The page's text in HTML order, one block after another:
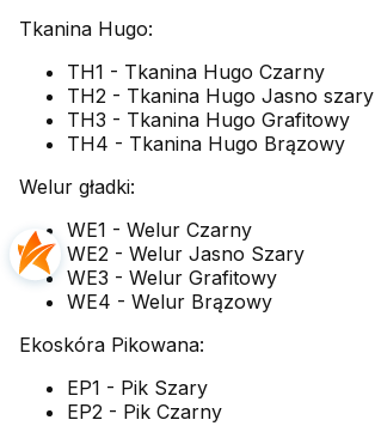
Tkanina Hugo:
TH1 - Tkanina Hugo Czarny
TH2 - Tkanina Hugo Jasno szary
TH3 - Tkanina Hugo Grafitowy
TH4 - Tkanina Hugo Brązowy
Welur gładki:
WE1 - Welur Czarny
WE2 - Welur Jasno Szary
WE3 - Welur Grafitowy
WE4 - Welur Brązowy
Ekoskóra Pikowana:
EP1 - Pik Szary
EP2 - Pik Czarny